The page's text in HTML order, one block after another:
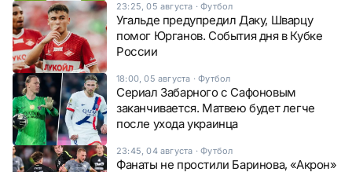
23:25, 05 августа ·Футбол
Угальде предупредил Даку, Шварцу
помог Юрганов. События дня в Кубке
России
18:00, 05 августа ·Футбол
Сериал Забарного с Сафоновым
заканчивается. Матвею будет легче
после ухода украинца
23:45, 04 августа ·Футбол
Фанаты не простили Баринова, «Акрон»